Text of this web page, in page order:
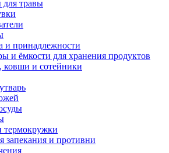
травы
и принадлежности
и ёмкости для хранения продуктов
ковши и сотейники
термокружки
запекания и противни